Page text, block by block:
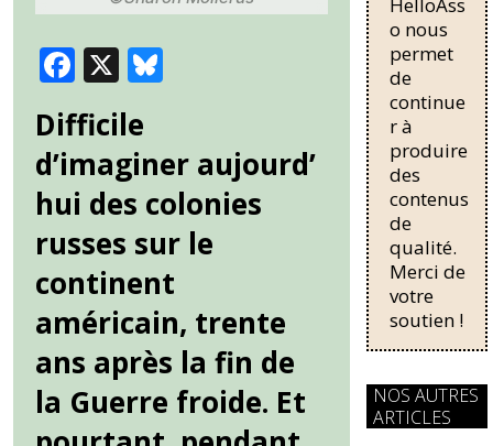
F
e
b
o
o
k
X Bl
sk
y
Difficile
d’imaginer aujourd’
hui des colonies
russes sur le
continent
américain, trente
ans après la fin de
la Guerre froide. Et
nécessaire
pour une
régularisati
on,
passant
de trois...
o nous
permet
de
continue
r à
produire
des
contenus
de
qualité.
Merci de
votre
soutien !
NOS AUTRES
ARTICLES